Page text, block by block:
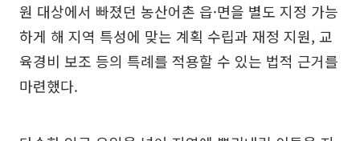
원 대상에서 빠졌던 농산어촌 읍·면을 별도 지정 가능
하게 해 지역 특성에 맞는 계획 수립과 재정 지원, 교
육경비 보조 등의 특례를 적용할 수 있는 법적 근거를
마련했다.